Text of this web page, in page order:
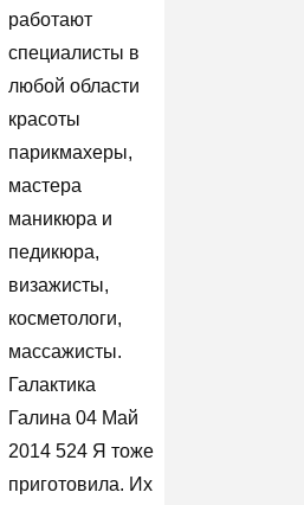
работают
специалисты в
любой области
красоты
парикмахеры,
мастера
маникюра и
педикюра,
визажисты,
косметологи,
массажисты.
Галактика
Галина 04 Май
2014 524 Я тоже
приготовила. Их